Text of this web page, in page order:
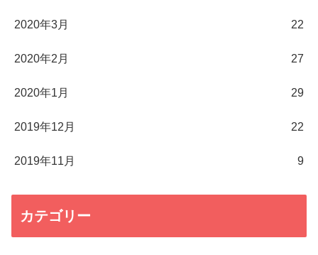
2020年3月 22
2020年2月 27
2020年1月 29
2019年12月 22
2019年11月 9
カテゴリー